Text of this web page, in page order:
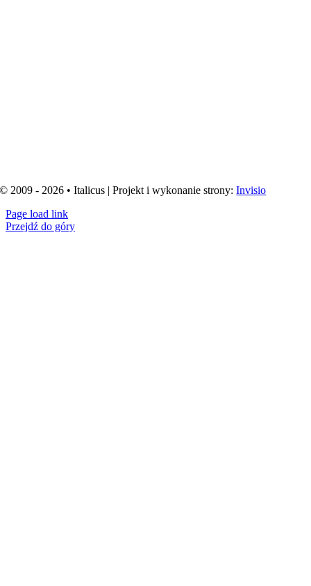
© 2009 - 2026 • Italicus | Projekt i wykonanie strony:Invisio
Page load link
Przejdź do góry